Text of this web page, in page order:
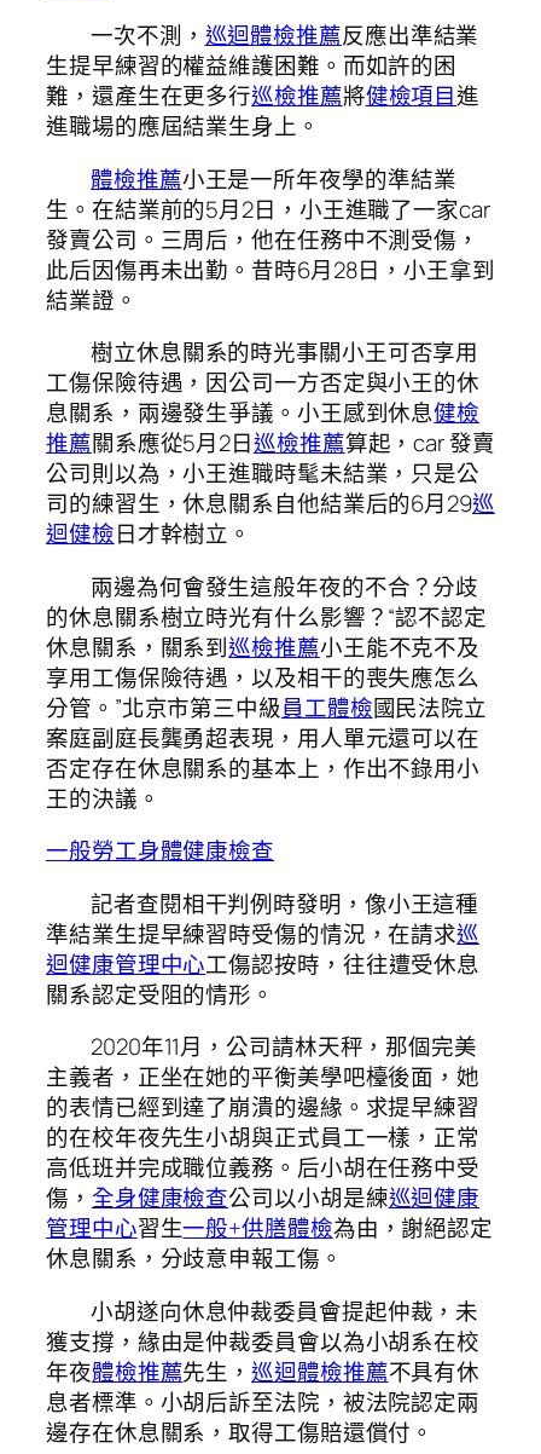
一次不測， 巡迴體檢推薦反應出準結業
生提早練習的權益維護困難。而如許的困
難，還產生在更多行巡檢推薦將健檢項目進
進職場的應屆結業生身上。
體檢推薦小王是一所年夜學的準結業
生。在結業前的5月2日，小王進職了一家car
發賣公司。三周后，他在任務中不測受傷，
此后因傷再未出勤。昔時6月28日，小王拿到
結業證。
樹立休息關系的時光事關小王可否享用
工傷保險待遇，因公司一方否定與小王的休
息關系，兩邊發生爭議。小王感到休息健檢
推薦關系應從5月2日巡檢推薦算起，car 發賣
公司則以為，小王進職時髦未結業，只是公
司的練習生，休息關系自他結業后的6月29巡
迴健檢日才幹樹立。
兩邊為何會發生這般年夜的不合？分歧
的休息關系樹立時光有什么影響？“認不認定
休息關系，關系到巡檢推薦小王能不克不及
享用工傷保險待遇，以及相干的喪失應怎么
分管。”北京市第三中級員工體檢國民法院立
案庭副庭長龔勇超表現，用人單元還可以在
否定存在休息關系的基本上，作出不錄用小
王的決議。
一般勞工身體健康檢查
記者查閱相干判例時發明，像小王這種
準結業生提早練習時受傷的情況，在請求巡
迴健康管理中心工傷認按時，往往遭受休息
關系認定受阻的情形。
2020年11月，公司請林天秤，那個完美
主義者，正坐在她的平衡美學吧檯後面，她
的表情已經到達了崩潰的邊緣。求提早練習
的在校年夜先生小胡與正式員工一樣，正常
高低班并完成職位義務。后小胡在任務中受
傷， 全身健康檢查公司以小胡是練巡迴健康
管理中心習生一般+供膳體檢為由，謝絕認定
休息關系，分歧意申報工傷。
小胡遂向休息仲裁委員會提起仲裁，未
獲支撐，緣由是仲裁委員會以為小胡系在校
年夜體檢推薦先生，巡迴體檢推薦不具有休
息者標準。小胡后訴至法院，被法院認定兩
邊存在休息關系，取得工傷賠還償付。